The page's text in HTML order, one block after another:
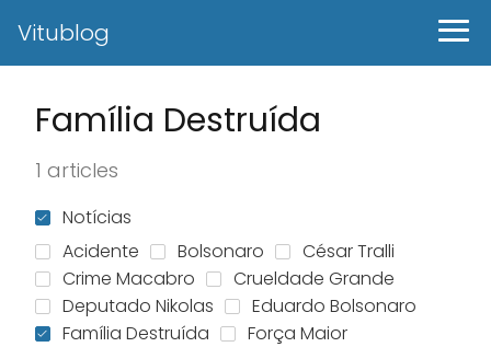
Vitublog
Família Destruída
1 articles
Notícias
Acidente
Bolsonaro
César Tralli
Crime Macabro
Crueldade Grande
Deputado Nikolas
Eduardo Bolsonaro
Família Destruída
Força Maior